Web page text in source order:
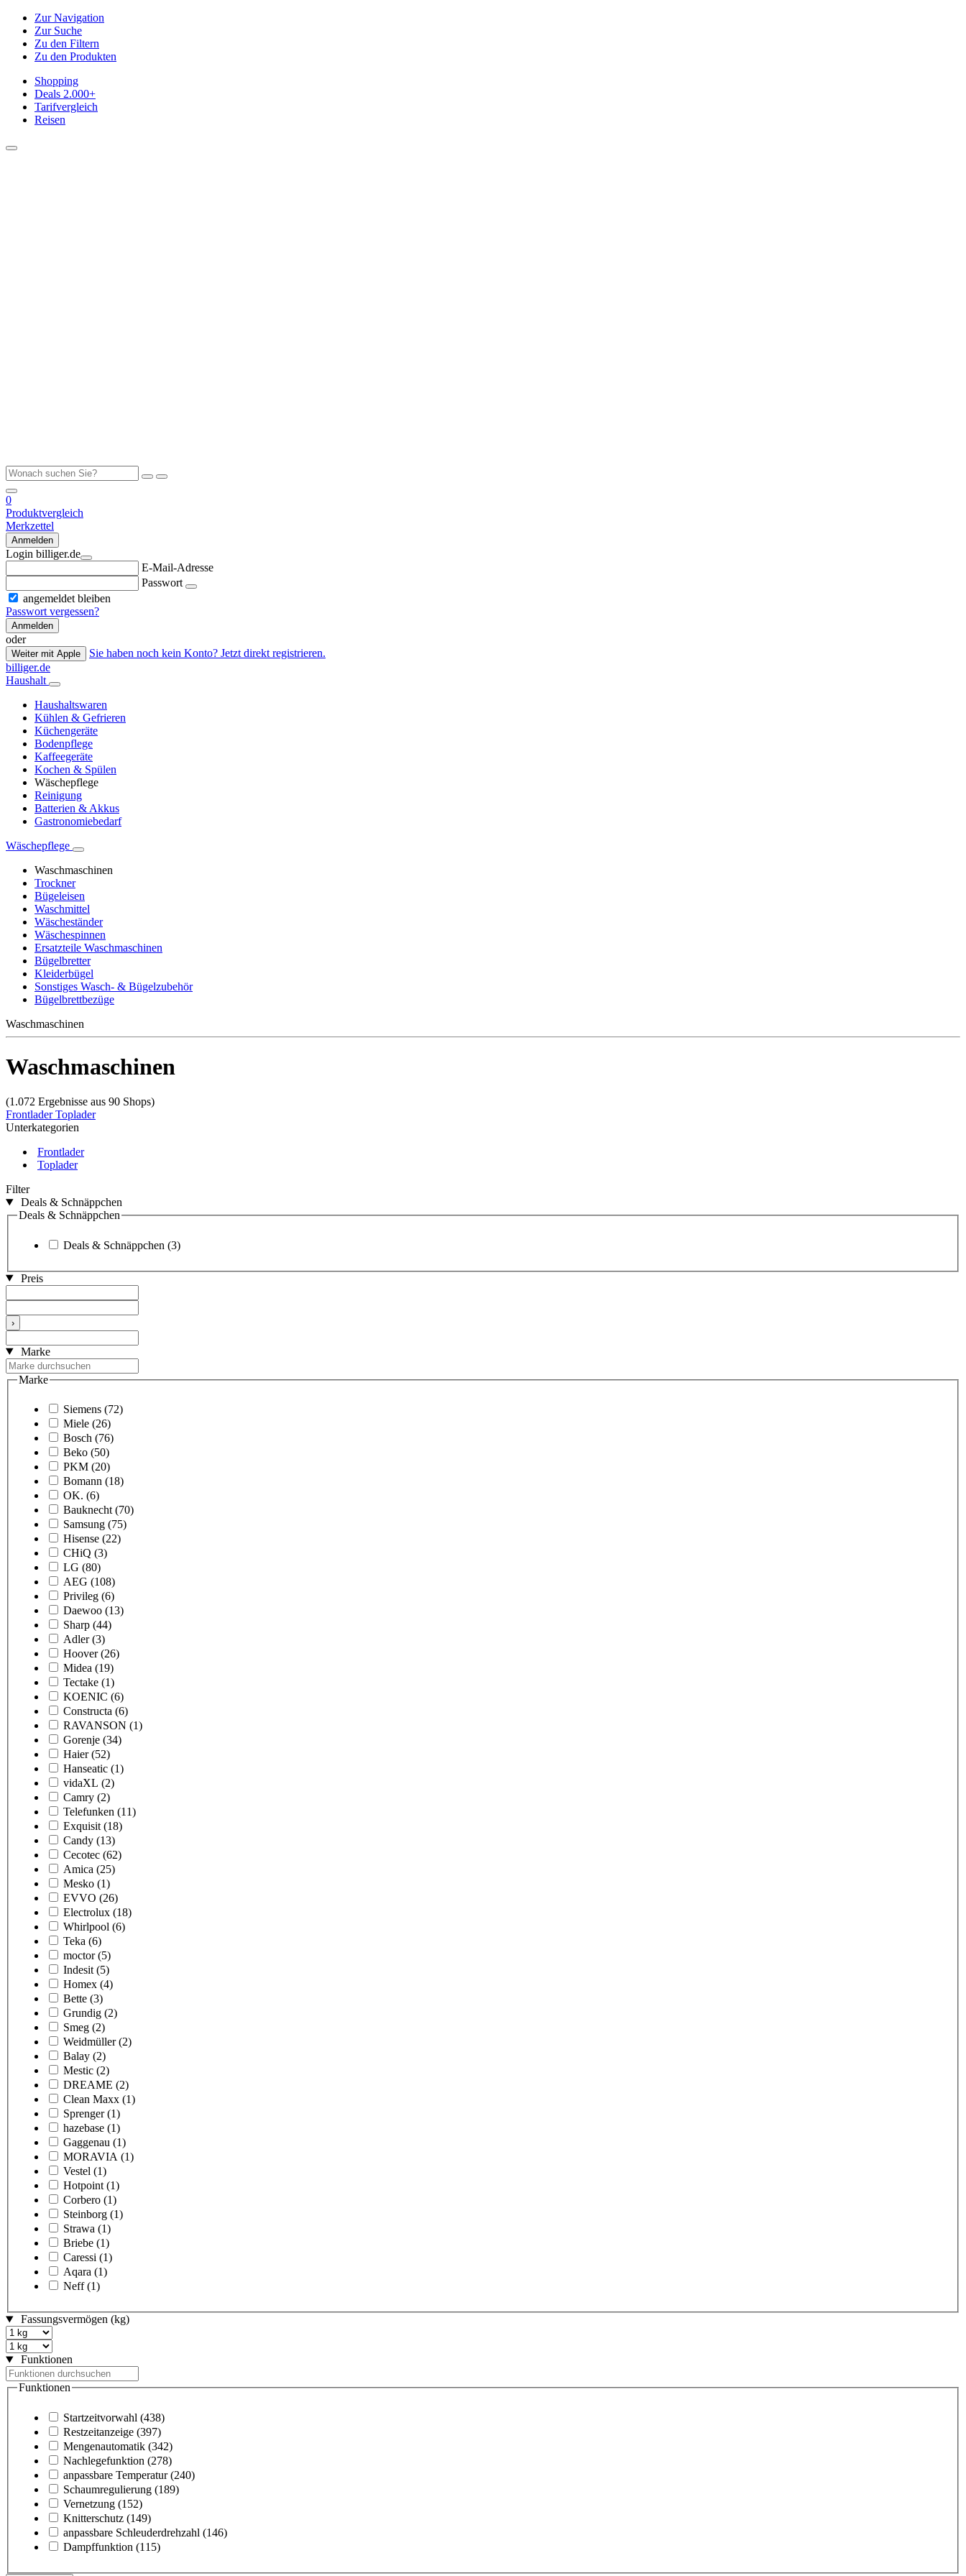
Zur Navigation
Zur Suche
Zu den Filtern
Zu den Produkten
Shopping
Deals 2.000+
Tarifvergleich
Reisen
0
Produktvergleich
Merkzettel
Anmelden
Login billiger.de
E-Mail-Adresse
Passwort
angemeldet bleiben
Passwort vergessen?
Anmelden
oder
Weiter mit Apple
Sie haben noch kein Konto? Jetzt direkt registrieren.
billiger.de
Haushalt
Haushaltswaren
Kühlen & Gefrieren
Küchengeräte
Bodenpflege
Kaffeegeräte
Kochen & Spülen
Wäschepflege
Reinigung
Batterien & Akkus
Gastronomiebedarf
Wäschepflege
Waschmaschinen
Trockner
Bügeleisen
Waschmittel
Wäscheständer
Wäschespinnen
Ersatzteile Waschmaschinen
Bügelbretter
Kleiderbügel
Sonstiges Wasch- & Bügelzubehör
Bügelbrettbezüge
Waschmaschinen
Waschmaschinen
(1.072 Ergebnisse aus 90 Shops)
FrontladerToplader
Unterkategorien
Frontlader
Toplader
Filter
Deals & Schnäppchen
Deals & Schnäppchen
Deals & Schnäppchen (3)
Preis
›
Marke
Marke
Siemens (72)
Miele (26)
Bosch (76)
Beko (50)
PKM (20)
Bomann (18)
OK. (6)
Bauknecht (70)
Samsung (75)
Hisense (22)
CHiQ (3)
LG (80)
AEG (108)
Privileg (6)
Daewoo (13)
Sharp (44)
Adler (3)
Hoover (26)
Midea (19)
Tectake (1)
KOENIC (6)
Constructa (6)
RAVANSON (1)
Gorenje (34)
Haier (52)
Hanseatic (1)
vidaXL (2)
Camry (2)
Telefunken (11)
Exquisit (18)
Candy (13)
Cecotec (62)
Amica (25)
Mesko (1)
EVVO (26)
Electrolux (18)
Whirlpool (6)
Teka (6)
moctor (5)
Indesit (5)
Homex (4)
Bette (3)
Grundig (2)
Smeg (2)
Weidmüller (2)
Balay (2)
Mestic (2)
DREAME (2)
Clean Maxx (1)
Sprenger (1)
hazebase (1)
Gaggenau (1)
MORAVIA (1)
Vestel (1)
Hotpoint (1)
Corbero (1)
Steinborg (1)
Strawa (1)
Briebe (1)
Caressi (1)
Aqara (1)
Neff (1)
Fassungsvermögen (kg)
Funktionen
Funktionen
Startzeitvorwahl (438)
Restzeitanzeige (397)
Mengenautomatik (342)
Nachlegefunktion (278)
anpassbare Temperatur (240)
Schaumregulierung (189)
Vernetzung (152)
Knitterschutz (149)
anpassbare Schleuderdrehzahl (146)
Dampffunktion (115)